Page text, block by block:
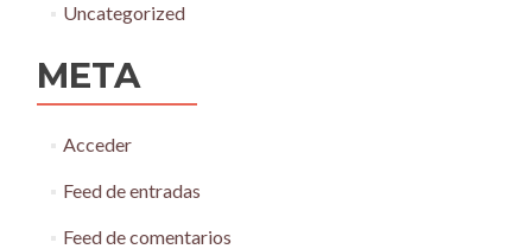
Uncategorized
META
Acceder
Feed de entradas
Feed de comentarios